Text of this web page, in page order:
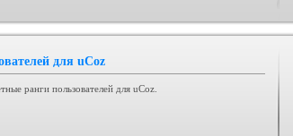
для uCoz
ранги пользователей для uCoz.